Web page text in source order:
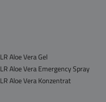
LR Aloe Vera Gel
LR Aloe Vera Emergency Spray
LR Aloe Vera Konzentrat